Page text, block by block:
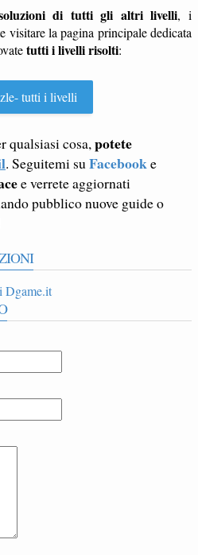
di tutti gli altri livelli, i
visitare la pagina principale dedicata
tutti i livelli risolti:
tutti i livelli
qualsiasi cosa, potete
. Seguitemi su Facebooke
e verrete aggiornati
pubblico nuove guide o
Dgame.it